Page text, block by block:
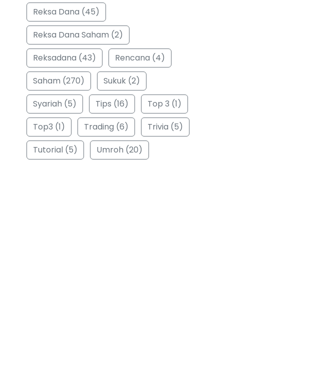
Reksa Dana (45)
Reksa Dana Saham (2)
Reksadana (43)
Rencana (4)
Saham (270)
Sukuk (2)
Syariah (5)
Tips (16)
Top 3 (1)
Top3 (1)
Trading (6)
Trivia (5)
Tutorial (5)
Umroh (20)